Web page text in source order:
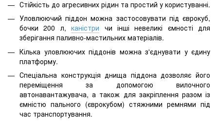
Стійкість до агресивних рідин та простий у користуванні.
Уловлюючий піддон можна застосовувати під єврокуб,
бочки 200 л,каністри чи інші невеликі ємності для
зберігання паливно-мастильних матеріалів.
Кілька уловлюючих піддонів можна з'єднувати у єдину
платформу.
Спеціальна конструкція днища піддона дозволяє його
переміщення за допомогою вилочного
автонавантажувача, а також для закріплення разом із
ємністю пального (єврокубом) стяжними ремнями під
час транспортування.